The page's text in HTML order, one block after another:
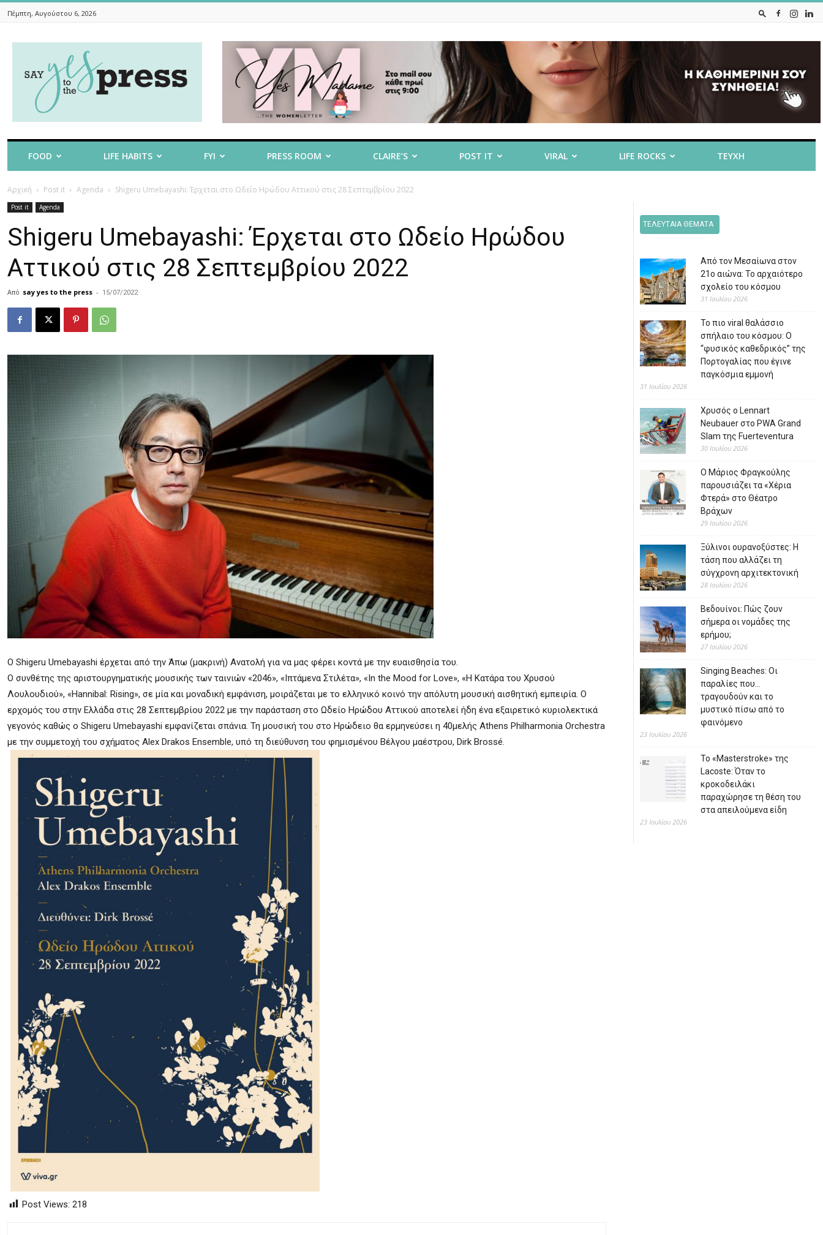
Πέμπτη, Αυγούστου 6, 2026
To
The
FOOD LIFE HABITS FYI PRESS ROOM CLAIRE’S POST IT VIRAL LIFE ROCKS ΤΕΥΧΗ
Αρχική Post it Agenda Shigeru Umebayashi: Έρχεται στο Ωδείο Ηρώδου Αττικού στις 28 Σεπτεμβρίου 2022
Post it Agenda
Shigeru Umebayashi: Έρχεται στο Ωδείο Ηρώδου
Αττικού στις 28 Σεπτεμβρίου 2022
Από say yes to the press - 15/07/2022
Ο Shigeru Umebayashi έρχεται από την Άπω (μακρινή) Ανατολή για να μας φέρει κοντά με την ευαισθησία του.
Ο συνθέτης της αριστουργηματικής μουσικής των ταινιών «2046», «Ιπτάμενα Στιλέτα», «In the Mood for Love», «Η Κατάρα του Χρυσού
Λουλουδιού», «Hannibal: Rising», σε μία και μοναδική εμφάνιση, μοιράζεται με το ελληνικό κοινό την απόλυτη μουσική αισθητική εμπειρία. Ο
ερχομός του στην Ελλάδα στις 28 Σεπτεμβρίου 2022 με την παράσταση στο Ωδείο Ηρώδου Αττικού αποτελεί ήδη ένα εξαιρετικό κυριολεκτικά
γεγονός καθώς ο Shigeru Umebayashi εμφανίζεται σπάνια. Τη μουσική του στο Ηρώδειο θα ερμηνεύσει η 40μελής Athens Philharmonia Orchestra
με την συμμετοχή του σχήματος Alex Drakos Ensemble, υπό τη διεύθυνση του φημισμένου Βέλγου μαέστρου, Dirk Brossé.
Post Views: 218
ΤΕΛΕΥΤΑΙΑ ΘΕΜΑΤΑ
Από τον Μεσαίωνα στον
21ο αιώνα: Το αρχαιότερο
σχολείο του κόσμου
31 Ιουλίου 2026
Το πιο viral θαλάσσιο
σπήλαιο του κόσμου: Ο
“φυσικός καθεδρικός” της
Πορτογαλίας που έγινε
παγκόσμια εμμονή
31 Ιουλίου 2026
Χρυσός ο Lennart
Neubauer στο PWA Grand
Slam της Fuerteventura
30 Ιουλίου 2026
Ο Μάριος Φραγκούλης
παρουσιάζει τα «Χέρια
Φτερά» στο Θέατρο
Βράχων
29 Ιουλίου 2026
Ξύλινοι ουρανοξύστες: Η
τάση που αλλάζει τη
σύγχρονη αρχιτεκτονική
28 Ιουλίου 2026
Βεδουίνοι: Πώς ζουν
σήμερα οι νομάδες της
ερήμου;
27 Ιουλίου 2026
Singing Beaches: Οι
παραλίες που…
τραγουδούν και το
μυστικό πίσω από το
φαινόμενο
23 Ιουλίου 2026
Το «Masterstroke» της
Lacoste: Όταν το
κροκοδειλάκι
παραχώρησε τη θέση του
στα απειλούμενα είδη
23 Ιουλίου 2026